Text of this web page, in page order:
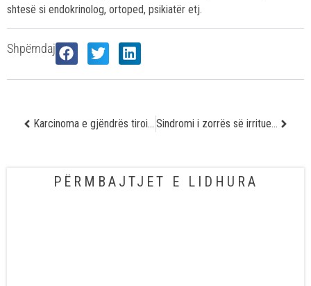
shtesë si endokrinolog, ortoped, psikiatër etj.
Shpërndaj
Karcinoma e gjëndrës tiroide Sindromi i zorrës së irritueshme – Si t’i lehtësoni simptomat dhe të përmirësoni mënyrën e jetesës
PËRMBAJTJET E LIDHURA